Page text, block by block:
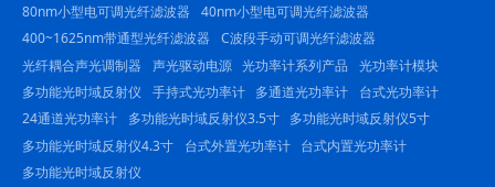
80nm小型电可调光纤滤波器
40nm小型电可调光纤滤波器
400~1625nm带通型光纤滤波器
C波段手动可调光纤滤波器
光纤耦合声光调制器
声光驱动电源 光功率计系列产品
光功率计模块
多功能光时域反射仪
手持式光功率计 多通道光功率计
台式光功率计
24通道光功率计
多功能光时域反射仪3.5寸
多功能光时域反射仪5寸
多功能光时域反射仪4.3寸
台式外置光功率计
台式内置光功率计
多功能光时域反射仪